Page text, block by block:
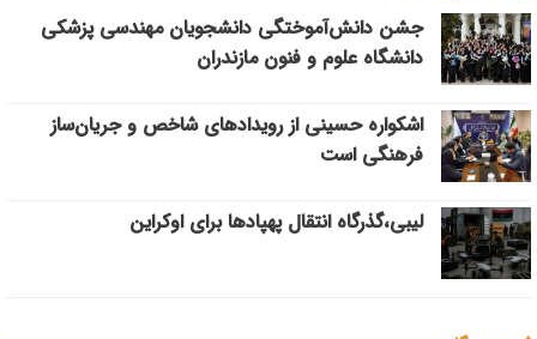
جشن دانش‌آموختگی دانشجویان مهندسی پزشکی
دانشگاه علوم و فنون مازندران
اشکواره حسینی از رویدادهای شاخص و جریان‌ساز
فرهنگی است
لیبی،گذرگاه انتقال پهپادها برای اوکراین